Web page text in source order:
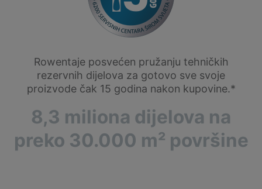
Rowentaje posvećen pružanju tehničkih
rezervnih dijelova za gotovo sve svoje
proizvode čak 15 godina nakon kupovine.*
8,3 miliona dijelova na
preko 30.000 m² površine